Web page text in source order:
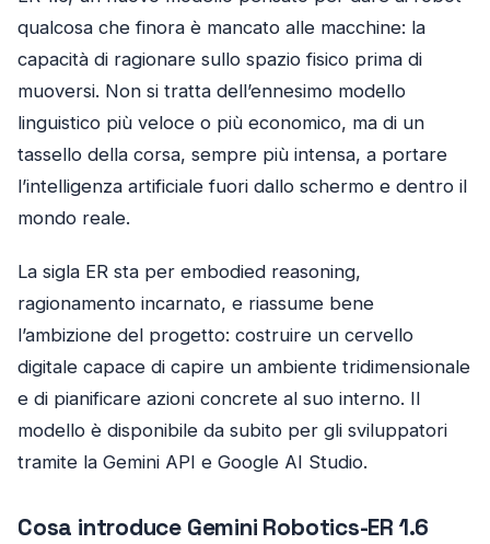
qualcosa che finora è mancato alle macchine: la
capacità di ragionare sullo spazio fisico prima di
muoversi. Non si tratta dell’ennesimo modello
linguistico più veloce o più economico, ma di un
tassello della corsa, sempre più intensa, a portare
l’intelligenza artificiale fuori dallo schermo e dentro il
mondo reale.
La sigla ER sta per embodied reasoning,
ragionamento incarnato, e riassume bene
l’ambizione del progetto: costruire un cervello
digitale capace di capire un ambiente tridimensionale
e di pianificare azioni concrete al suo interno. Il
modello è disponibile da subito per gli sviluppatori
tramite la Gemini API e Google AI Studio.
Cosa introduce Gemini Robotics-ER 1.6